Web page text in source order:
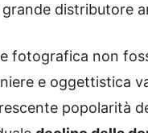
grande distributore
fotografica non
e oggettistica
popolarità